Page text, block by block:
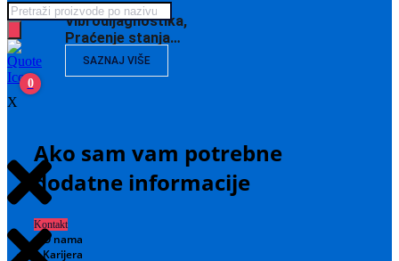
Vibrodijagnostika,
Praćenje stanja…
SAZNAJ VIŠE
Ako sam vam potrebne
dodatne informacije
Kontakt
O nama
Karijera
Products
search
0
X